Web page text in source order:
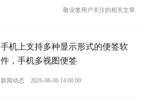
敬业签用户关注的相关文章
手机上支持多种显示形式的便签软
件，手机多视图便签
新闻动态 2026-08-06 14:00:00